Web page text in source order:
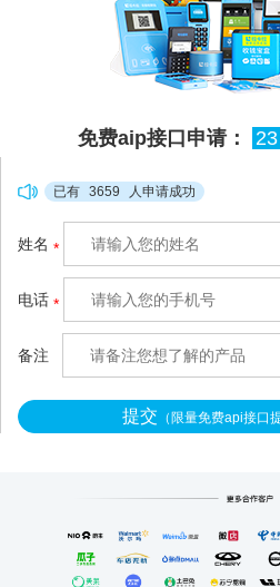
3个以上
先全部归
本分不清
很容易出
卡
轻量化适
统改造，3
免费aip接口申请： 23
已有 3659 人申请成功
姓名 *
电话 *
备注
提交 （限量免费api接口